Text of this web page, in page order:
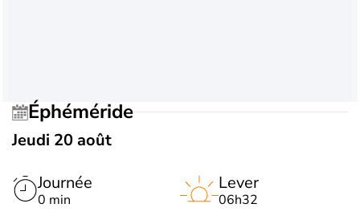
Éphéméride
Jeudi 20 août
Journée
0 min
Lever
06h32